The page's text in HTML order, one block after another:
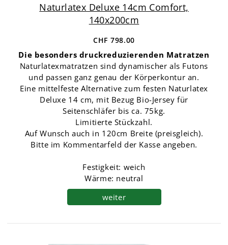
Naturlatex Deluxe 14cm Comfort,
140x200cm
CHF 798.00
Die besonders druckreduzierenden Matratzen
Naturlatexmatratzen sind dynamischer als Futons
und passen ganz genau der Körperkontur an.
Eine mittelfeste Alternative zum festen Naturlatex
Deluxe 14 cm, mit Bezug Bio-Jersey für
Seitenschläfer bis ca. 75kg.
Limitierte Stückzahl.
Auf Wunsch auch in 120cm Breite (preisgleich).
Bitte im Kommentarfeld der Kasse angeben.
Festigkeit: weich
Wärme: neutral
weiter